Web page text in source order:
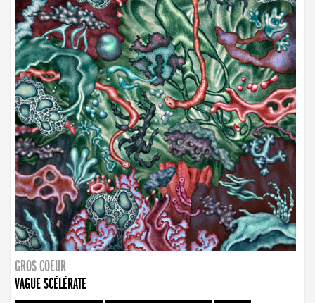
GROS COEUR
VAGUE SCÉLÉRATE